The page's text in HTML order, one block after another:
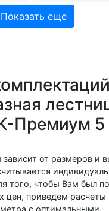
Показать еще
Премиум 5
от размеров и
того, чтобы Вам был
цен, приведем расчеты